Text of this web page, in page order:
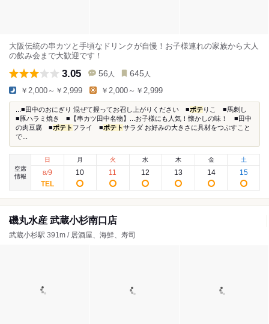
大阪伝統の串カツと手頃なドリンクが自慢！お子様連れの家族から大人
の飲み会まで大歓迎です！
3.05 56 人 645 人
￥2,000～￥2,999 ￥2,000～￥2,999
...■田中のおにぎり 混ぜて握ってお召し上がりください ■ポテりこ ■馬刺し
■豚ハラミ焼き ■【串カツ田中名物】...お子様にも人気！懐かしの味！ ■田中
の肉豆腐 ■ポテト フライ ■ポテトサラダ お好みの大きさに具材をつぶすこと
で...
空席
情報
日
8/9
月
10
火
11
水
12
木
13
金
14
土
15
磯丸水産 武蔵小杉南口店
武蔵小杉駅 391m / 居酒屋、海鮮、寿司